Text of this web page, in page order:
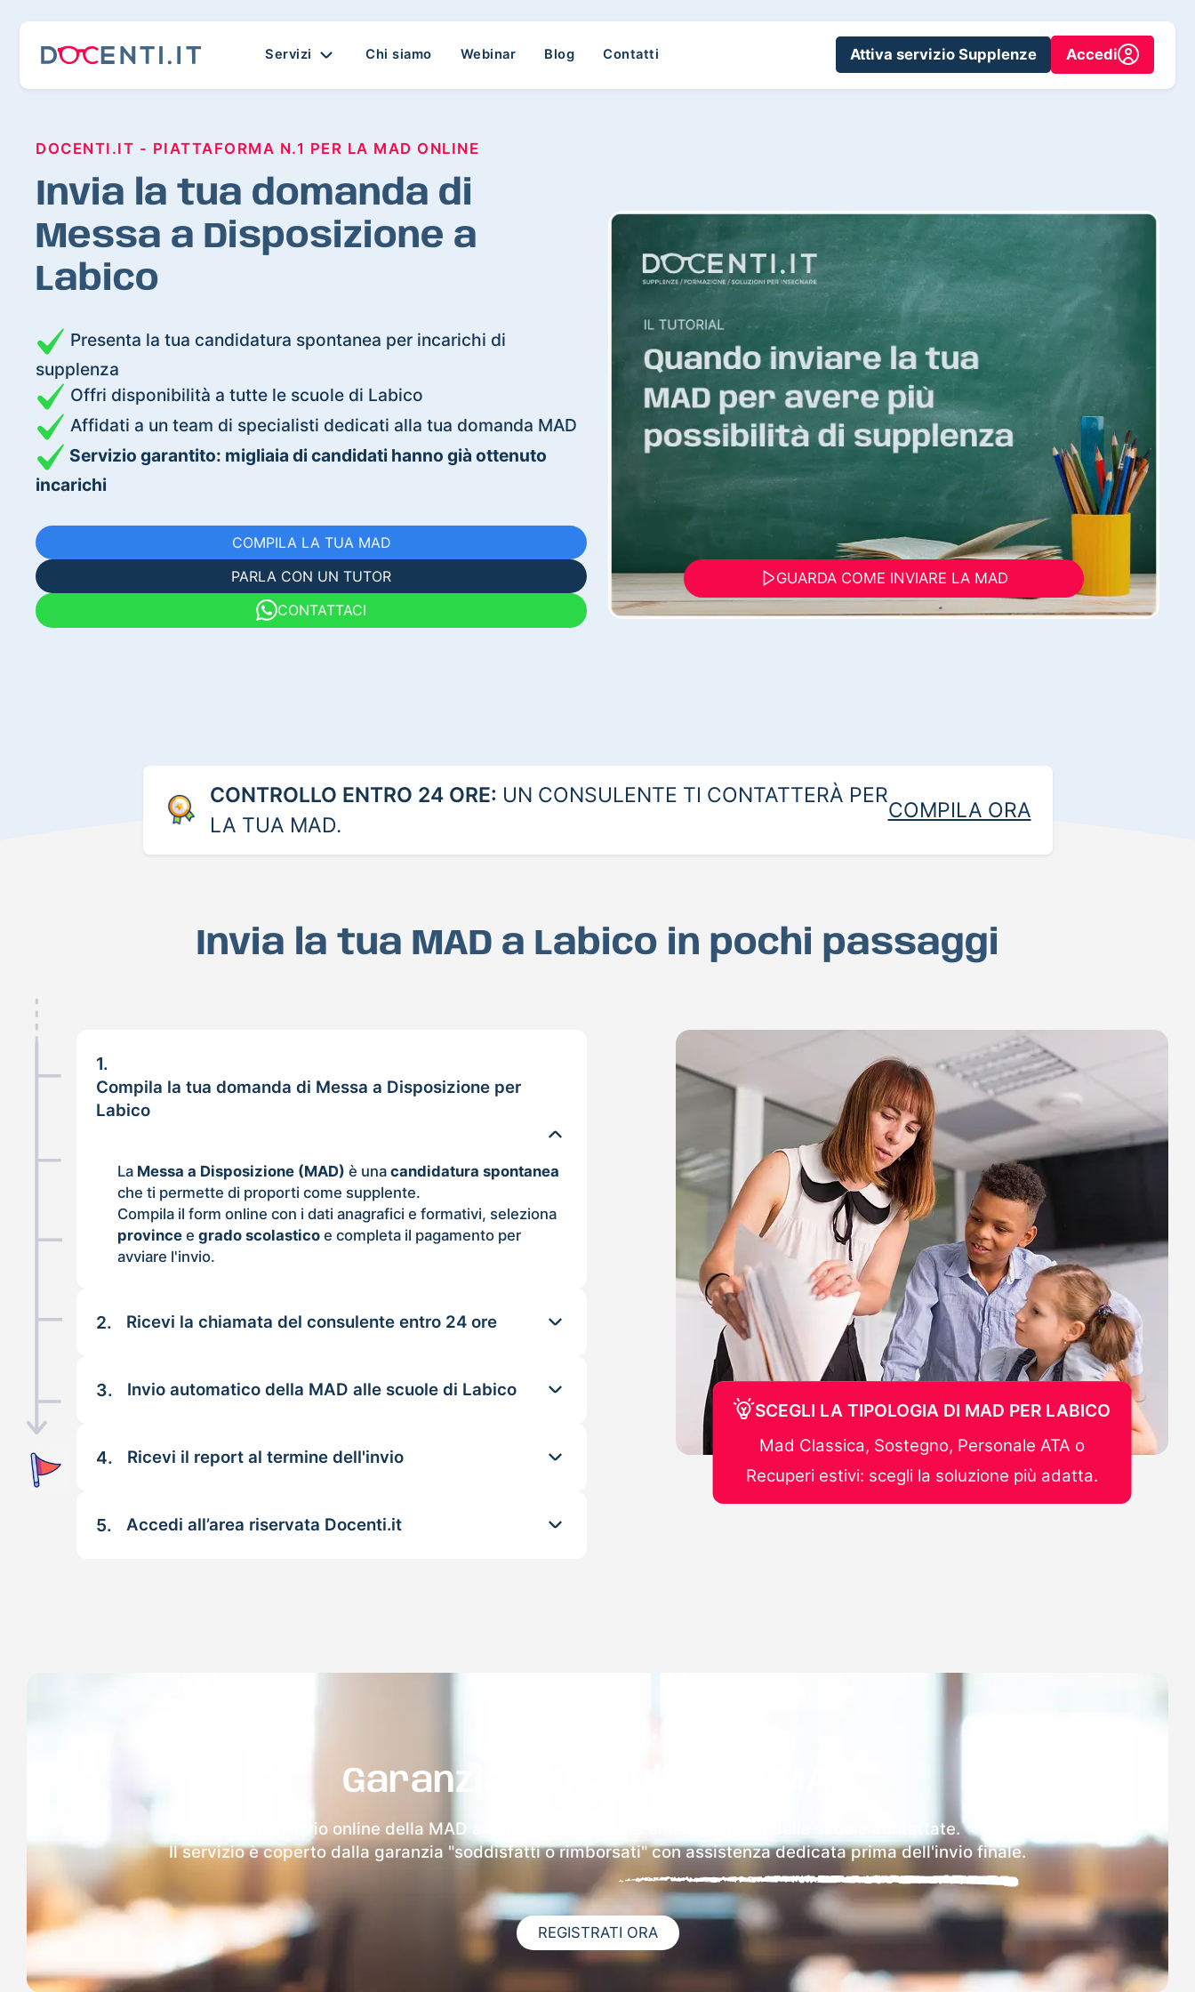
Servizi Chi siamo Webinar Blog Contatti Attiva servizio Supplenze Accedi
DOCENTI.IT - PIATTAFORMA N.1 PER LA MAD ONLINE
Invia la tua domanda di
Messa a Disposizione a
Labico
Presenta la tua candidatura spontanea per incarichi di
supplenza
Offri disponibilità a tutte le scuole di Labico
Affidati a un team di specialisti dedicati alla tua domanda MAD
Servizio garantito: migliaia di candidati hanno già ottenuto
incarichi
COMPILA LA TUA MAD
PARLA CON UN TUTOR
CONTATTACI
GUARDA COME INVIARE LA MAD
CONTROLLO ENTRO 24 ORE: UN CONSULENTE TI CONTATTERÀ PER
LA TUA MAD.
COMPILA ORA
Invia la tua MAD a Labico in pochi passaggi
1.
Compila la tua domanda di Messa a Disposizione per
Labico
La Messa a Disposizione (MAD) è unacandidatura spontanea
che ti permette di proporti come supplente.
Compila il form online con i dati anagrafici e formativi, seleziona
province egrado scolastico e completa il pagamento per
avviare l'invio.
2. Ricevi la chiamata del consulente entro 24 ore
3. Invio automatico della MAD alle scuole di Labico
4. Ricevi il report al termine dell'invio
5. Accedi all’area riservata Docenti.it
SCEGLI LA TIPOLOGIA DI MAD PER LABICO
Mad Classica, Sostegno, Personale ATA o
Recuperi estivi: scegli la soluzione più adatta.
Garanzia 100% sulla tua MAD
Dopo l'invio online della MAD a Labico riceverai via email i dettagli delle scuole contattate.
Il servizio è coperto dalla garanzia "soddisfatti o rimborsati" con assistenza dedicata prima dell'invio finale.
REGISTRATI ORA